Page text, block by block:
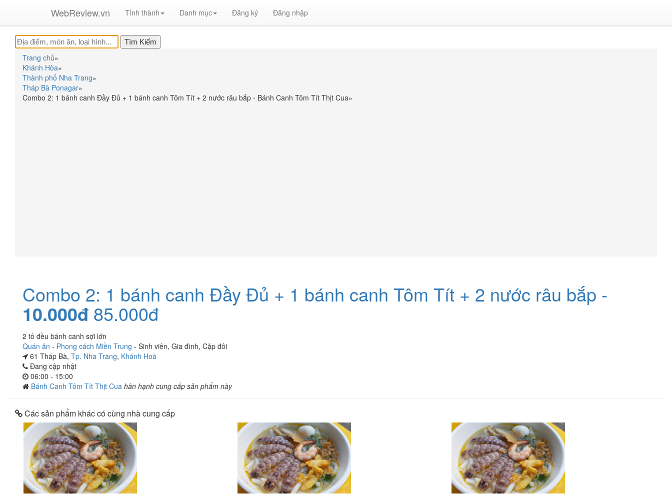
WebReview.vn Tỉnh thành Danh mục Đăng ký Đăng nhập
Trang chủ»
Khánh Hòa»
Thành phố Nha Trang»
Tháp Bà Ponagar»
Combo 2: 1 bánh canh Đầy Đủ + 1 bánh canh Tôm Tít + 2 nước râu bắp - Bánh Canh Tôm Tít Thịt Cua»
Combo 2: 1 bánh canh Đầy Đủ + 1 bánh canh Tôm Tít + 2 nước râu bắp -
10.000đ 85.000đ
2 tô đều bánh canh sợi lớn
Quán ăn - Phong cách Miền Trung - Sinh viên, Gia đình, Cặp đôi
61 Tháp Bà, Tp. Nha Trang, Khánh Hoà
Đang cập nhật
06:00 - 15:00
Bánh Canh Tôm Tít Thịt Cua hân hạnh cung cấp sản phẩm này
Các sản phẩm khác có cùng nhà cung cấp